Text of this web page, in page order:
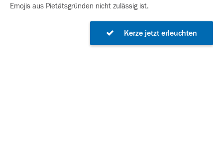
Emojis aus Pietätsgründen nicht zulässig ist.
Kerze jetzt erleuchten